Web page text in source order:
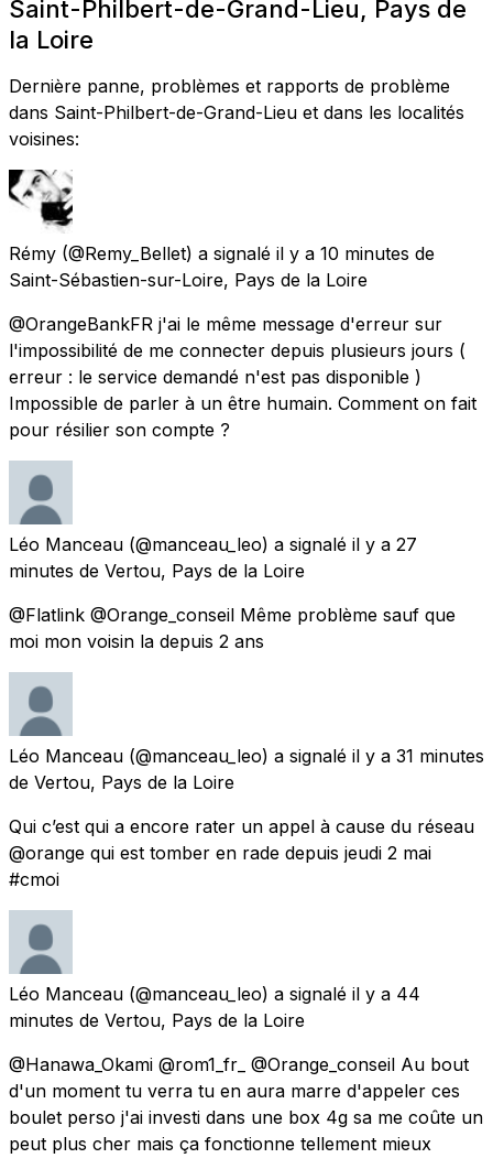
Saint-Philbert-de-Grand-Lieu, Pays de
la Loire
Dernière panne, problèmes et rapports de problème
dans Saint-Philbert-de-Grand-Lieu et dans les localités
voisines:
Rémy (@Remy_Bellet) a signalé il y a 10 minutes de
Saint-Sébastien-sur-Loire, Pays de la Loire
@OrangeBankFR j'ai le même message d'erreur sur
l'impossibilité de me connecter depuis plusieurs jours (
erreur : le service demandé n'est pas disponible )
Impossible de parler à un être humain. Comment on fait
pour résilier son compte ?
Léo Manceau (@manceau_leo) a signalé il y a 27
minutes de Vertou, Pays de la Loire
@Flatlink @Orange_conseil Même problème sauf que
moi mon voisin la depuis 2 ans
Léo Manceau (@manceau_leo) a signalé il y a 31 minutes
de Vertou, Pays de la Loire
Qui c’est qui a encore rater un appel à cause du réseau
@orange qui est tomber en rade depuis jeudi 2 mai
#cmoi
Léo Manceau (@manceau_leo) a signalé il y a 44
minutes de Vertou, Pays de la Loire
@Hanawa_Okami @rom1_fr_ @Orange_conseil Au bout
d'un moment tu verra tu en aura marre d'appeler ces
boulet perso j'ai investi dans une box 4g sa me coûte un
peut plus cher mais ça fonctionne tellement mieux